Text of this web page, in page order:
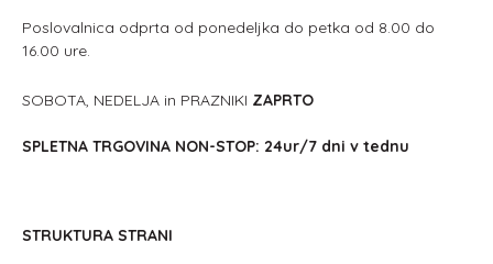
Poslovalnica odprta od ponedeljka do petka od 8.00 do
16.00 ure.
SOBOTA, NEDELJA in PRAZNIKI ZAPRTO
SPLETNA TRGOVINA NON-STOP: 24ur/7 dni v tednu
STRUKTURA STRANI